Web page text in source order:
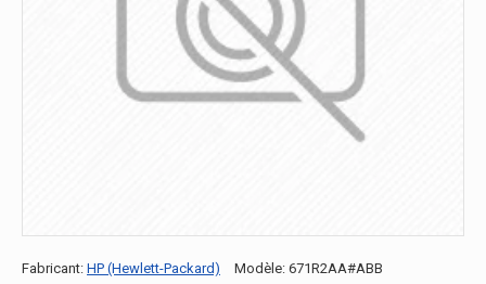
Fabricant: HP (Hewlett-Packard) Modèle: 671R2AA#ABB